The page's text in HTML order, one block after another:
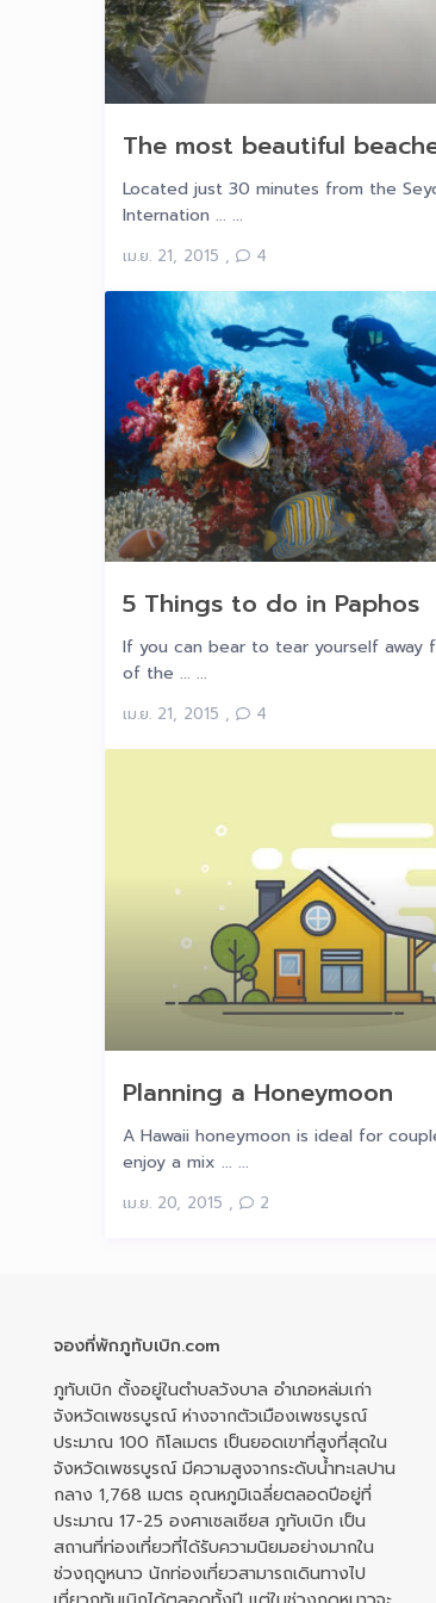
The most beautiful
Located just 30 minutes from the
Internation ... ...
เม.ย. 21, 2015 , 4
5 Things to do in Paphos
If you can bear to tear yourself away
of the ... ...
เม.ย. 21, 2015 , 4
Planning a Honeymoon
A Hawaii honeymoon is ideal for
enjoy a mix ... ...
เม.ย. 20, 2015 , 2
จองที่พักภูทับเบิก.com
ภูทับเบิก ตั้งอยู่ในตำบลวังบาล อำเภอหล่มเก่า
จังหวัดเพชรบูรณ์ ห่างจากตัวเมืองเพชรบูรณ์
ประมาณ 100 กิโลเมตร เป็นยอดเขาที่สูงที่สุดใน
จังหวัดเพชรบูรณ์ มีความสูงจากระดับน้ำทะเลปาน
กลาง 1,768 เมตร อุณหภูมิเฉลี่ยตลอดปีอยู่ที่
ประมาณ 17-25 องศาเซลเซียส ภูทับเบิก เป็น
สถานที่ท่องเที่ยวที่ได้รับความนิยมอย่างมากใน
ช่วงฤดูหนาว นักท่องเที่ยวสามารถเดินทางไป